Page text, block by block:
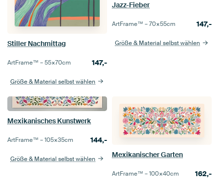
Stiller Nachmittag
ArtFrame™ –55×70cm 147,-
Größe & Material selbst wählen
Jazz-Fieber
ArtFrame™ –70×55cm 147,-
Größe & Material selbst wählen
Mexikanisches Kunstwerk
ArtFrame™ –105×35cm 144,-
Größe & Material selbst wählen Mexikanischer Garten
ArtFrame™ –100×40cm 162,-